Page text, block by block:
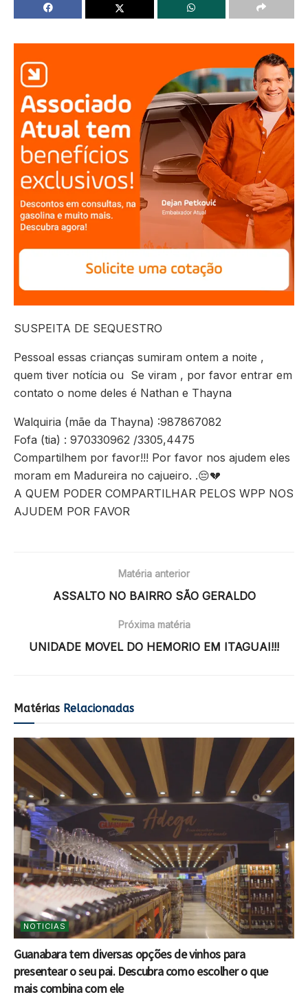
SUSPEITA DE SEQUESTRO
Pessoal essas crianças sumiram ontem a noite ,
quem tiver notícia ou Se viram , por favor entrar em
contato o nome deles é Nathan e Thayna
Walquiria (mãe da Thayna) :987867082
Fofa (tia) : 970330962 /3305,4475
Compartilhem por favor!!! Por favor nos ajudem eles
moram em Madureira no cajueiro. .😔💔
A QUEM PODER COMPARTILHAR PELOS WPP NOS
AJUDEM POR FAVOR
Matéria anterior
ASSALTO NO BAIRRO SÃO GERALDO
Próxima matéria
UNIDADE MOVEL DO HEMORIO EM ITAGUAI!!!
Matérias Relacionadas
NOTICIAS
Guanabara tem diversas opções de vinhos para
presentear o seu pai. Descubra como escolher o que
mais combina com ele